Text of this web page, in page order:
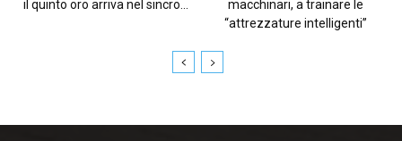
il quinto oro arriva nel sincro...
macchinari, a trainare le
“attrezzature intelligenti”